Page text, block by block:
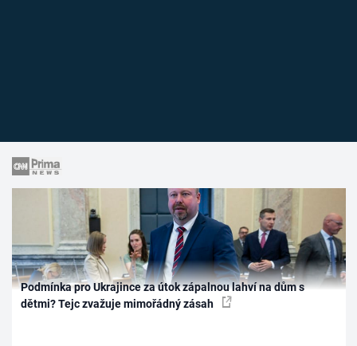
Podmínka pro Ukrajince za útok zápalnou lahví na dům s
dětmi? Tejc zvažuje mimořádný zásah